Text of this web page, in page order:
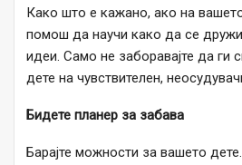
Како што е кажано, ако на
помош да научи како да се
идеи. Само не заборавајте да ги
дете на чувствителен,
Бидете планер за забава
Барајте можности за вашето